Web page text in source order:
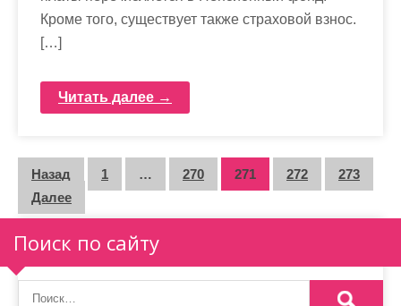
Кроме того, существует также страховой взнос.
[…]
Читать далее →
П
а
г
и
Назад 1 … 270 271 272
273
Далее
Поиск по сайту